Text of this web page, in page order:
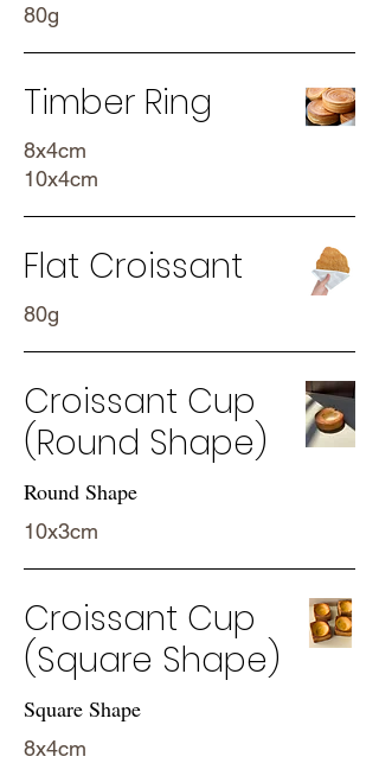
80g
Timber Ring
8x4cm
10x4cm
Flat Croissant
80g
Croissant Cup
(Round Shape)
Round Shape
10x3cm
Croissant Cup
(Square Shape)
Square Shape
8x4cm